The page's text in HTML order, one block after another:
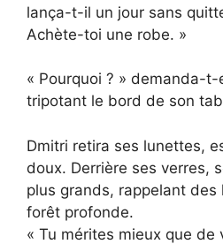
lança-t-il un jour sans
Achète-toi une robe. »
« Pourquoi ? » demanda-
tripotant le bord de son
Dmitri retira ses lunettes,
doux. Derrière ses verres,
plus grands, rappelant des
forêt profonde.
« Tu mérites mieux que de